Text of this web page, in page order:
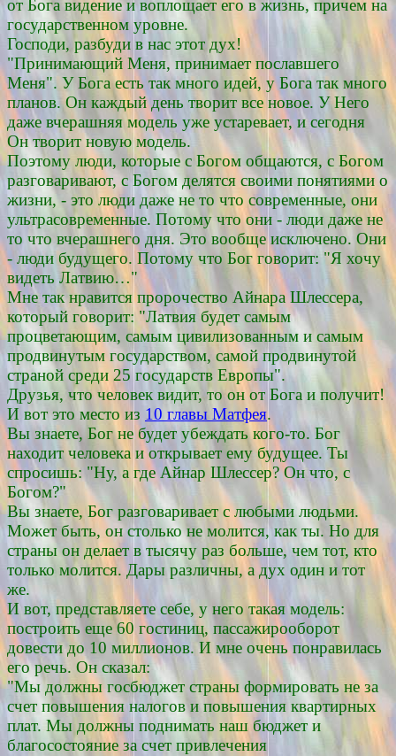
от Бога видение и воплощает его в жизнь, причем на
государственном уровне.
Господи, разбуди в нас этот дух!
"Принимающий Меня, принимает пославшего
Меня". У Бога есть так много идей, у Бога так много
планов. Он каждый день творит все новое. У Него
даже вчерашняя модель уже устаревает, и сегодня
Он творит новую модель.
Поэтому люди, которые с Богом общаются, с Богом
разговаривают, с Богом делятся своими понятиями о
жизни, - это люди даже не то что современные, они
ультрасовременные. Потому что они - люди даже не
то что вчерашнего дня. Это вообще исключено. Они
- люди будущего. Потому что Бог говорит: "Я хочу
видеть Латвию…"
Мне так нравится пророчество Айнара Шлессера,
который говорит: "Латвия будет самым
процветающим, самым цивилизованным и самым
продвинутым государством, самой продвинутой
страной среди 25 государств Европы".
Друзья, что человек видит, то он от Бога и получит!
И вот это место из 10 главы Матфея.
Вы знаете, Бог не будет убеждать кого-то. Бог
находит человека и открывает ему будущее. Ты
спросишь: "Ну, а где Айнар Шлессер? Он что, с
Богом?"
Вы знаете, Бог разговаривает с любыми людьми.
Может быть, он столько не молится, как ты. Но для
страны он делает в тысячу раз больше, чем тот, кто
только молится. Дары различны, а дух один и тот
же.
И вот, представляете себе, у него такая модель:
построить еще 60 гостиниц, пассажирооборот
довести до 10 миллионов. И мне очень понравилась
его речь. Он сказал:
"Мы должны госбюджет страны формировать не за
счет повышения налогов и повышения квартирных
плат. Мы должны поднимать наш бюджет и
благосостояние за счет привлечения